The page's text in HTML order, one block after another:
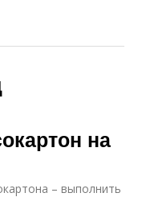
на
– выполнить